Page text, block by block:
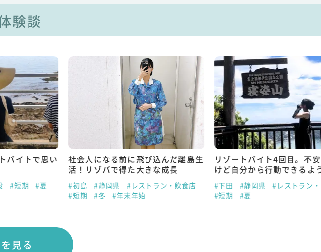
験談
バイトで思い
#短期 #夏
社会人になる前に飛び込んだ離島生
活！リゾバで得た大きな成長
#初島 #静岡県
#レストラン・飲食店
#短期
#冬 #年末年始
リゾートバイト4回目。不
けど自分から行動できるよ
#下田 #静岡県
#レストラン
#短期
#夏
見る